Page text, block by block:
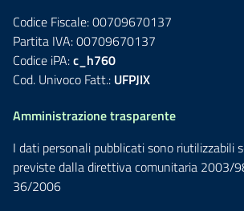
Codice Fiscale: 00709670137
Partita IVA: 00709670137
Codice iPA:c_h760
Cod. Univoco Fatt.: UFPJIX
Amministrazione trasparente
I dati personali pubblicati sono riutilizzabili
previste dalla direttiva comunitaria 2003/
36/2006